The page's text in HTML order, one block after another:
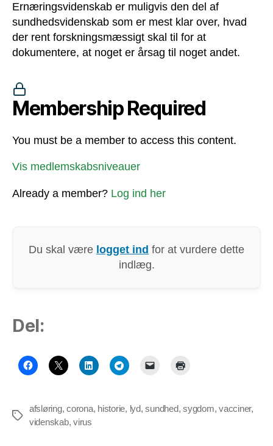
Ernæringsvidenskab er muligvis den del af
sundhedsvidenskab som er mest klar over, hvad
der rent forskningsmæssigt skal til for at
dokumentere, at noget er årsag til noget andet.
Membership Required
You must be a member to access this content.
Vis medlemskabsniveauer
Already a member? Log ind her
Du skal være logget ind for at vurdere dette
indlæg.
Del:
Tags
afsløring,corona, historie, lyd,sundhed,sygdom,vacciner,
videnskab,virus